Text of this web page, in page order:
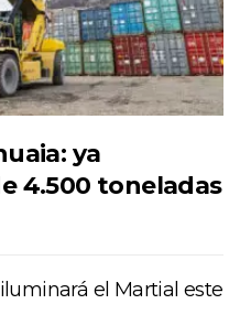
ya
4.500 toneladas
el Martial este